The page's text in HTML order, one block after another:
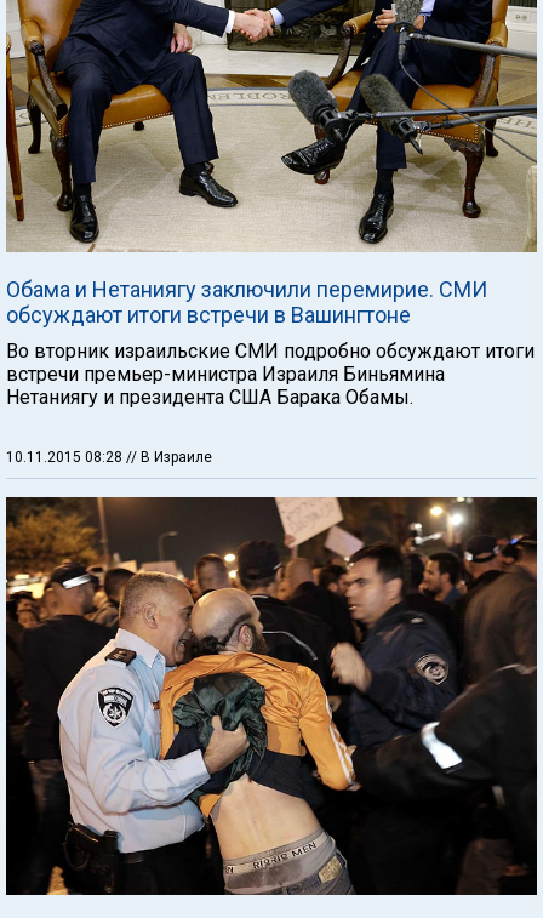
Обама и Нетаниягу заключили перемирие. СМИ
обсуждают итоги встречи в Вашингтоне
Во вторник израильские СМИ подробно обсуждают итоги
встречи премьер-министра Израиля Биньямина
Нетаниягу и президента США Барака Обамы.
10.11.2015 08:28 // В Израиле